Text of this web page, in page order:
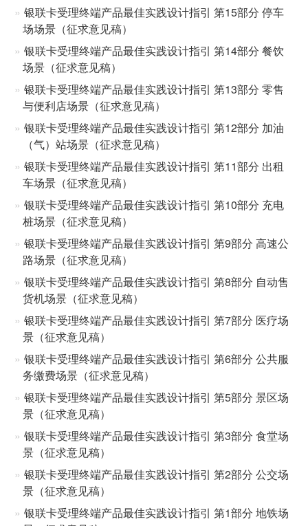
银联卡受理终端产品最佳实践设计指引 第15部分 停车
场场景（征求意见稿）
银联卡受理终端产品最佳实践设计指引 第14部分 餐饮
场景（征求意见稿）
银联卡受理终端产品最佳实践设计指引 第13部分 零售
与便利店场景（征求意见稿）
银联卡受理终端产品最佳实践设计指引 第12部分 加油
（气）站场景（征求意见稿）
银联卡受理终端产品最佳实践设计指引 第11部分 出租
车场景（征求意见稿）
银联卡受理终端产品最佳实践设计指引 第10部分 充电
桩场景（征求意见稿）
银联卡受理终端产品最佳实践设计指引 第9部分 高速公
路场景（征求意见稿）
银联卡受理终端产品最佳实践设计指引 第8部分 自动售
货机场景（征求意见稿）
银联卡受理终端产品最佳实践设计指引 第7部分 医疗场
景（征求意见稿）
银联卡受理终端产品最佳实践设计指引 第6部分 公共服
务缴费场景（征求意见稿）
银联卡受理终端产品最佳实践设计指引 第5部分 景区场
景（征求意见稿）
银联卡受理终端产品最佳实践设计指引 第3部分 食堂场
景（征求意见稿）
银联卡受理终端产品最佳实践设计指引 第2部分 公交场
景（征求意见稿）
银联卡受理终端产品最佳实践设计指引 第1部分 地铁场